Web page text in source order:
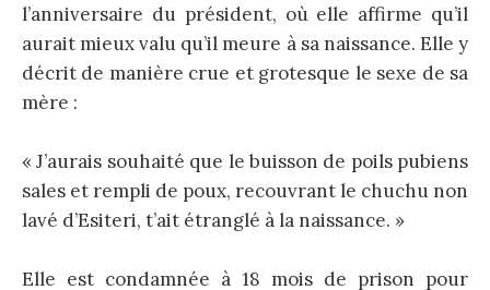
l’anniversaire du président, où elle affirme qu’il
aurait mieux valu qu’il meure à sa naissance. Elle y
décrit de manière crue et grotesque le sexe de sa
mère :
« J’aurais souhaité que le buisson de poils pubiens
sales et rempli de poux, recouvrant le chuchu non
lavé d’Esiteri, t’ait étranglé à la naissance. »
Elle est condamnée à 18 mois de prison pour